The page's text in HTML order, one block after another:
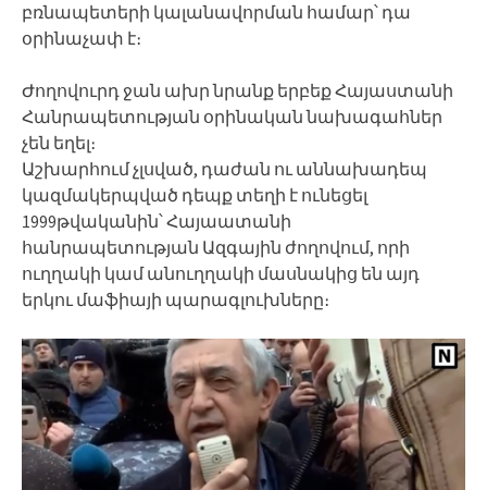
բռնապետերի կալանավորման համար՝ դա
օրինաչափ է։
Ժողովուրդ ջան ախր նրանք երբեք Հայաստանի
Հանրապետության օրինական նախագահներ
չեն եղել։
Աշխարհում չլսված, դաժան ու աննախադեպ
կազմակերպված դեպք տեղի է ունեցել
1999թվականին՝ Հայաատանի
հանրապետության Ազգային ժողովում, որի
ուղղակի կամ անուղղակի մասնակից են այդ
երկու մաֆիայի պարագլուխները։